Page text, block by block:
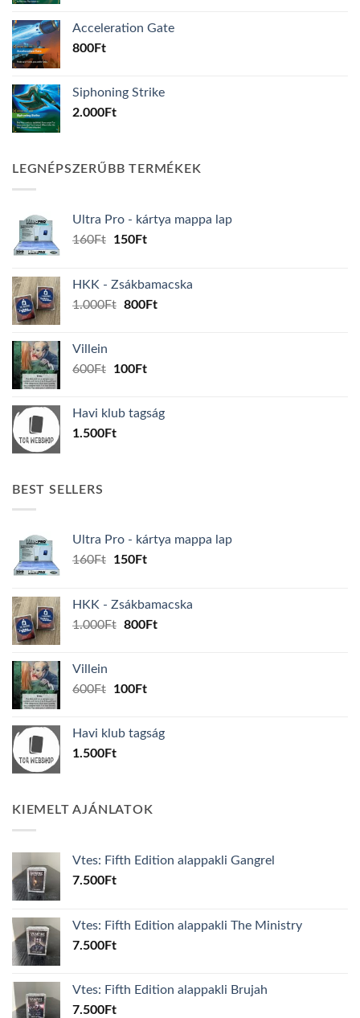
Acceleration Gate
800Ft
Siphoning Strike
2.000Ft
LEGNÉPSZERŰBB TERMÉKEK
Ultra Pro - kártya mappa lap
160Ft
Original
160Ft.
150FtCurrent
150Ft.
HKK - Zsákbamacska
1.000Ft Original
800FtCurrent
Villein
600Ft
Original
600Ft.
100FtCurrent
100Ft.
Havi klub tagság
1.500Ft
BEST SELLERS
Ultra Pro - kártya mappa lap
160Ft
Original
160Ft.
150FtCurrent
150Ft.
HKK - Zsákbamacska
1.000Ft Original
800FtCurrent
Villein
600Ft
Original
600Ft.
100FtCurrent
100Ft.
Havi klub tagság
1.500Ft
KIEMELT AJÁNLATOK
Vtes: Fifth Edition alappakli Gangrel
7.500Ft
Vtes: Fifth Edition alappakli The Ministry
7.500Ft
Vtes: Fifth Edition alappakli Brujah
7.500Ft